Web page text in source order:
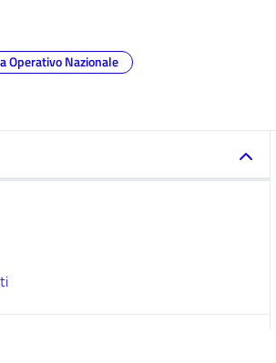
Operativo Nazionale